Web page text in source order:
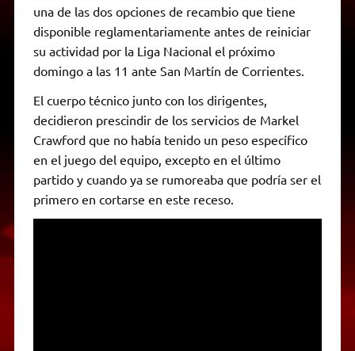
una de las dos opciones de recambio que tiene
disponible reglamentariamente antes de reiniciar
su actividad por la Liga Nacional el próximo
domingo a las 11 ante San Martín de Corrientes.
El cuerpo técnico junto con los dirigentes,
decidieron prescindir de los servicios de Markel
Crawford que no había tenido un peso específico
en el juego del equipo, excepto en el último
partido y cuando ya se rumoreaba que podría ser el
primero en cortarse en este receso.